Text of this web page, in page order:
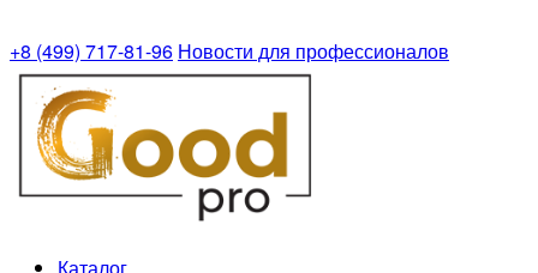
+8 (499) 717-81-96 Новости для профессионалов